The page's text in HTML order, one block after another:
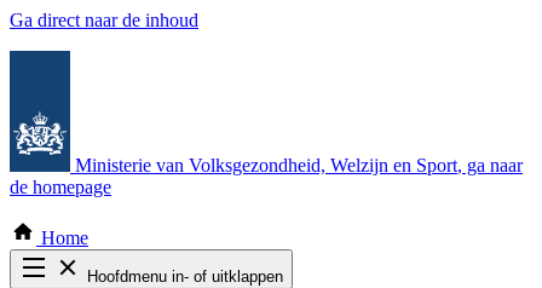
Ga direct naar de inhoud
Ministerie van Volksgezondheid, Welzijn en Sport, ga naar
de homepage
Home
Hoofdmenu in- of uitklappen